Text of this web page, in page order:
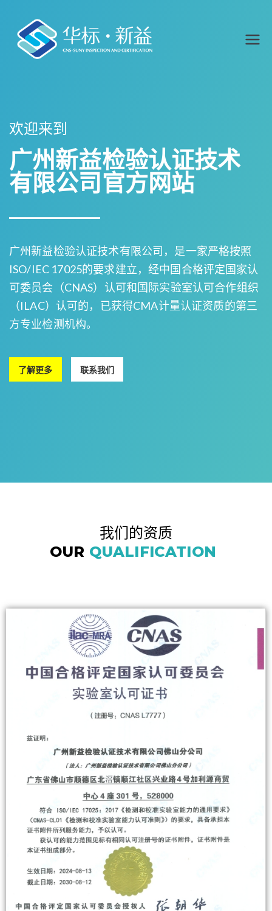
广州新益
公司官网
安规委托测试_电商委
欢迎来到
广州新益检验认证技术
有限公司官方网站
广州新益检验认证技术有限公司，是一家严格按照
ISO/IEC 17025的要求建立，经中国合格评定国家认
可委员会（CNAS）认可和国际实验室认可合作组织
（ILAC）认可的，已获得CMA计量认证资质的第三
方专业检测机构。
了解更多 联系我们
我们的资质
OUR QUALIFICATION